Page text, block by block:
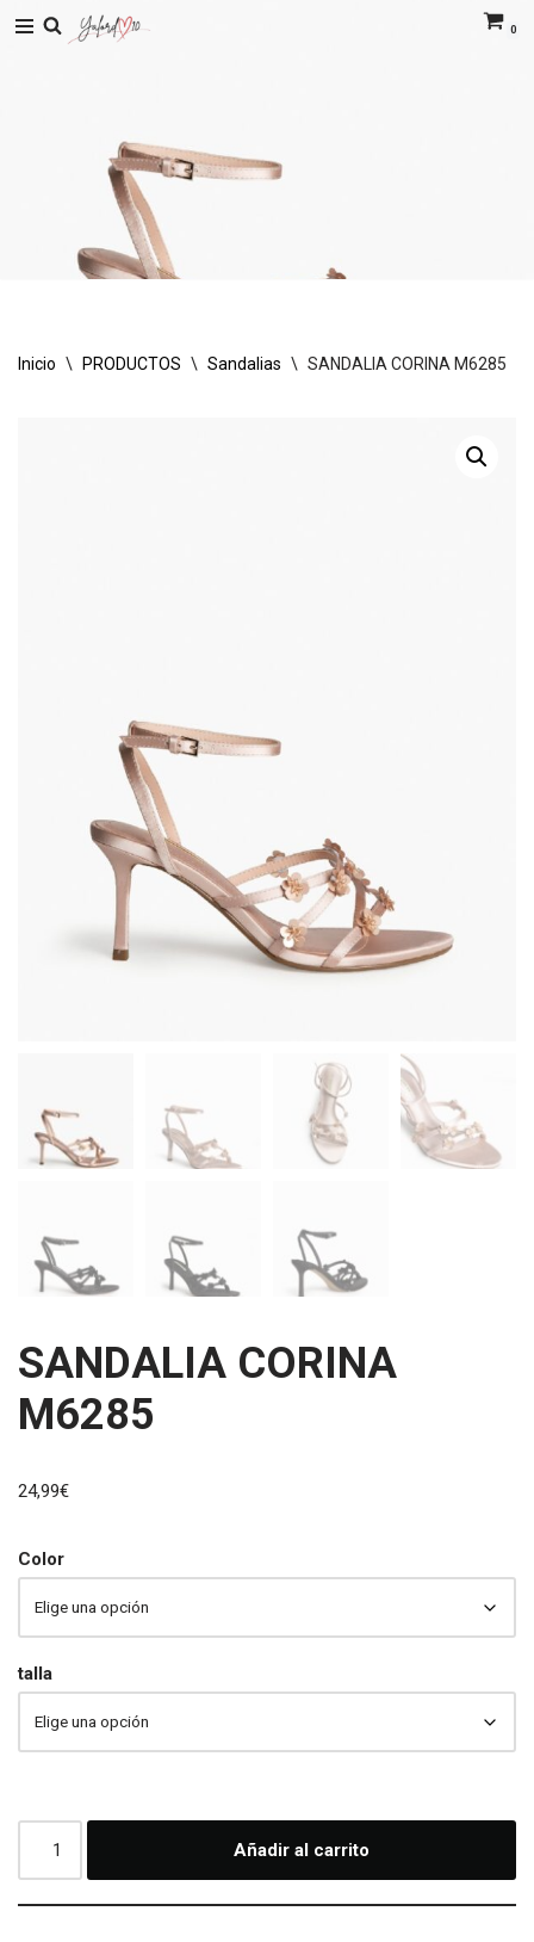
0
Inicio \ PRODUCTOS \ Sandalias \ SANDALIA CORINA M6285
SANDALIA CORINA
M6285
24,99€
Color
talla
Añadir al carrito